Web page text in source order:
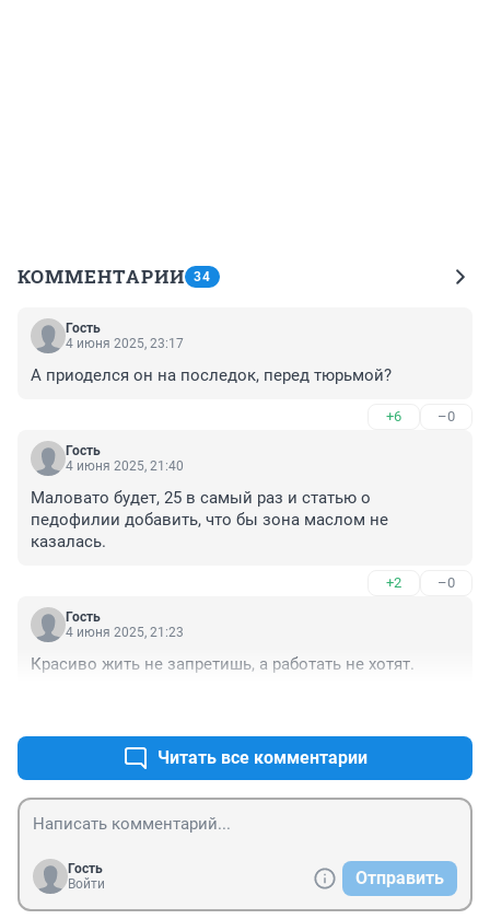
КОММЕНТАРИИ 34
Гость
4 июня 2025, 23:17
А приоделся он на последок, перед тюрьмой?
+6 –0
Гость
4 июня 2025, 21:40
Маловато будет, 25 в самый раз и статью о
педофилии добавить, что бы зона маслом не
казалась.
+2 –0
Гость
4 июня 2025, 21:23
Красиво жить не запретишь, а работать не хотят.
Читать все комментарии
Гость
Войти
Отправить